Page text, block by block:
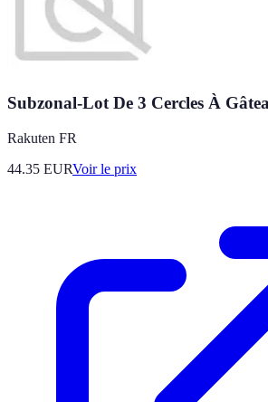
Subzonal-Lot De 3 Cercles À
Rakuten FR
44.35 EURVoir le prix